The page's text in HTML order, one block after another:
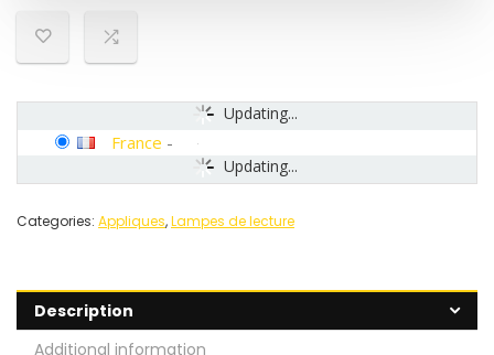
Updating...
Updating...
France -
Categories: Appliques,Lampes de lecture
Description
Additional information